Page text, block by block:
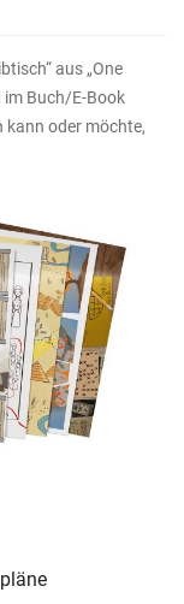
aus „One
im Buch/E-Book
kann oder möchte,